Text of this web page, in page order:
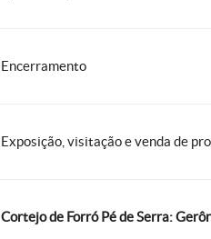
Encerramento
Exposição, visitação e venda de
Cortejo de Forró Pé de Serra: